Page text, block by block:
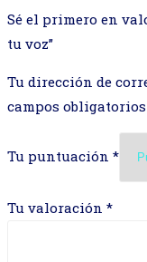
Sé el primero en
tu voz”
Tu dirección de
campos
Tu puntuación *
Tu valoración *